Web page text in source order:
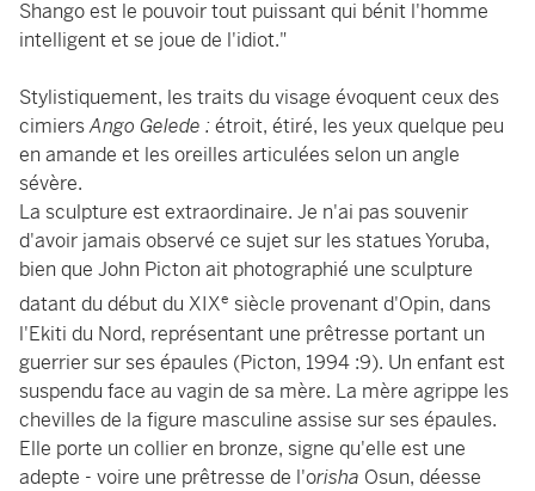
Shango est le pouvoir tout puissant qui bénit l'homme
intelligent et se joue de l'idiot."
Stylistiquement, les traits du visage évoquent ceux des
cimiersAngo Gelede :étroit, étiré, les yeux quelque peu
en amande et les oreilles articulées selon un angle
sévère.
La sculpture est extraordinaire. Je n'ai pas souvenir
d'avoir jamais observé ce sujet sur les statues Yoruba,
bien que John Picton ait photographié une sculpture
datant du début du XIXe siècle provenant d'Opin, dans
l'Ekiti du Nord, représentant une prêtresse portant un
guerrier sur ses épaules (Picton, 1994 :9). Un enfant est
suspendu face au vagin de sa mère. La mère agrippe les
chevilles de la figure masculine assise sur ses épaules.
Elle porte un collier en bronze, signe qu'elle est une
adepte - voire une prêtresse de l'orisha Osun, déesse